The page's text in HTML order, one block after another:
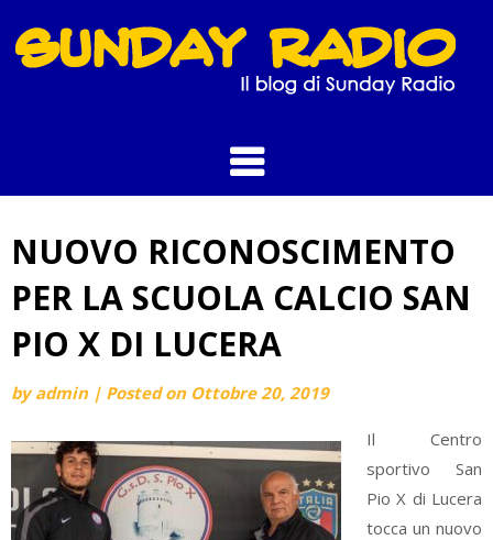
to
content
NUOVO RICONOSCIMENTO
PER LA SCUOLA CALCIO SAN
PIO X DI LUCERA
byadmin | Posted on Ottobre 20, 2019
Il Centro
sportivo San
Pio X di Lucera
tocca un nuovo